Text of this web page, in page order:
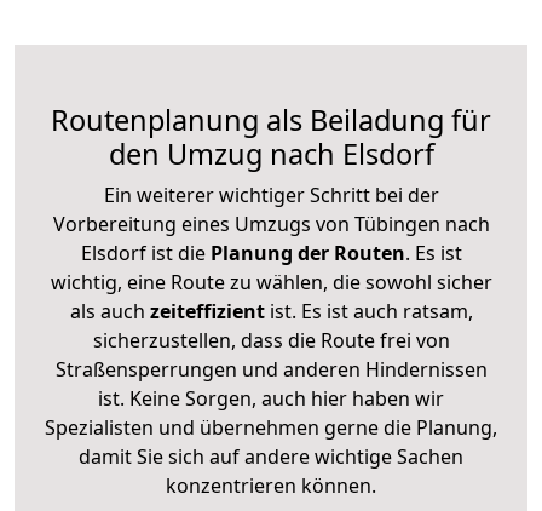
Routenplanung als Beiladung für
den Umzug nach Elsdorf
Ein weiterer wichtiger Schritt bei der
Vorbereitung eines Umzugs von Tübingen nach
Elsdorf ist diePlanung der Routen. Es ist
wichtig, eine Route zu wählen, die sowohl sicher
als auch zeiteffizientist. Es ist auch ratsam,
sicherzustellen, dass die Route frei von
Straßensperrungen und anderen Hindernissen
ist. Keine Sorgen, auch hier haben wir
Spezialisten und übernehmen gerne die Planung,
damit Sie sich auf andere wichtige Sachen
konzentrieren können.